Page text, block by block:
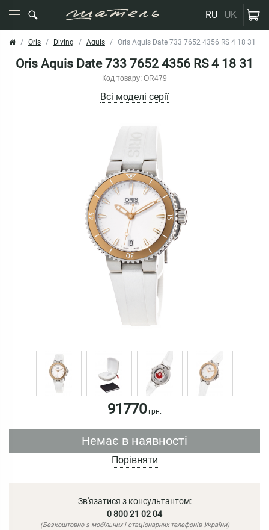
RU UK
Oris Diving Aquis Oris Aquis Date 733 7652 4356 RS 4 18 31
Oris Aquis Date 733 7652 4356 RS 4 18 31
Код товару: OR479
Всі моделі серії
91770грн.
Немає в наявності
Порівняти
Зв'язатися з консультантом:
0 800 21 02 04
(Безкоштовно з мобільних і стаціонарних телефонів України)